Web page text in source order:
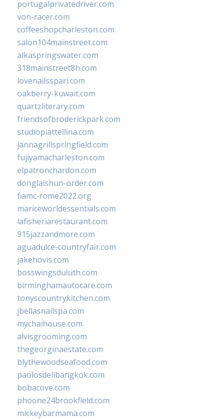
portugalprivatedriver.com
von-racer.com
coffeeshopcharleston.com
salon104mainstreet.com
alkaspringswater.com
318mainstreet8h.com
lovenailsspari.com
oakberry-kuwait.com
quartzliterary.com
friendsofbroderickpark.com
studiopiattellina.com
jannagrillspringfield.com
fujiyamacharleston.com
elpatronchardon.com
donglaishun-order.com
fiamc-rome2022.org
mariceworldessentials.com
lafisheriarestaurant.com
915jazzandmore.com
aguadulce-countryfair.com
jakehovis.com
bosswingsduluth.com
birminghamautocare.com
tonyscountrykitchen.com
jbellasnailspa.com
mychaihouse.com
alvisgrooming.com
thegeorginaestate.com
blythewoodseafood.com
paolosdelibangkok.com
bobacove.com
phoone24brookfield.com
mickeybarmama.com